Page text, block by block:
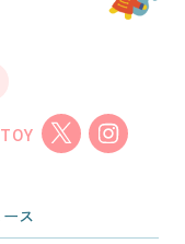
ス